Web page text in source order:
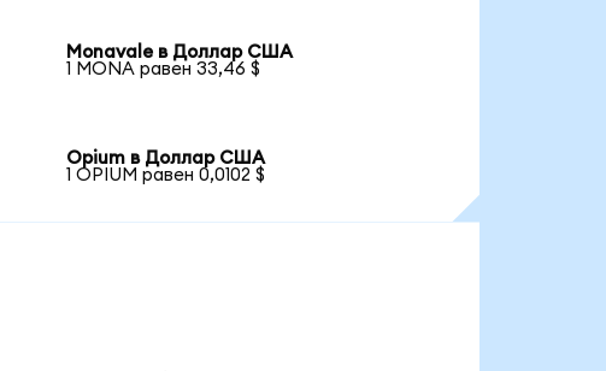
Monavale в Доллар США
1 MONA равен 33,46 $
Opium в Доллар США
1 OPIUM равен 0,0102 $